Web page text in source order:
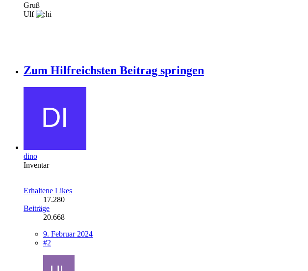
Gruß
Ulf
Zum Hilfreichsten Beitrag springen
dino
Inventar
Erhaltene Likes
17.280
Beiträge
20.668
9. Februar 2024
#2